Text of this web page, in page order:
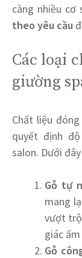
càng nhiều cơ
theo yêu cầu
Các loại
giường
Chất liệu
quyết định
salon. Dưới
Gỗ tự
mang
vượt
giác
Gỗ